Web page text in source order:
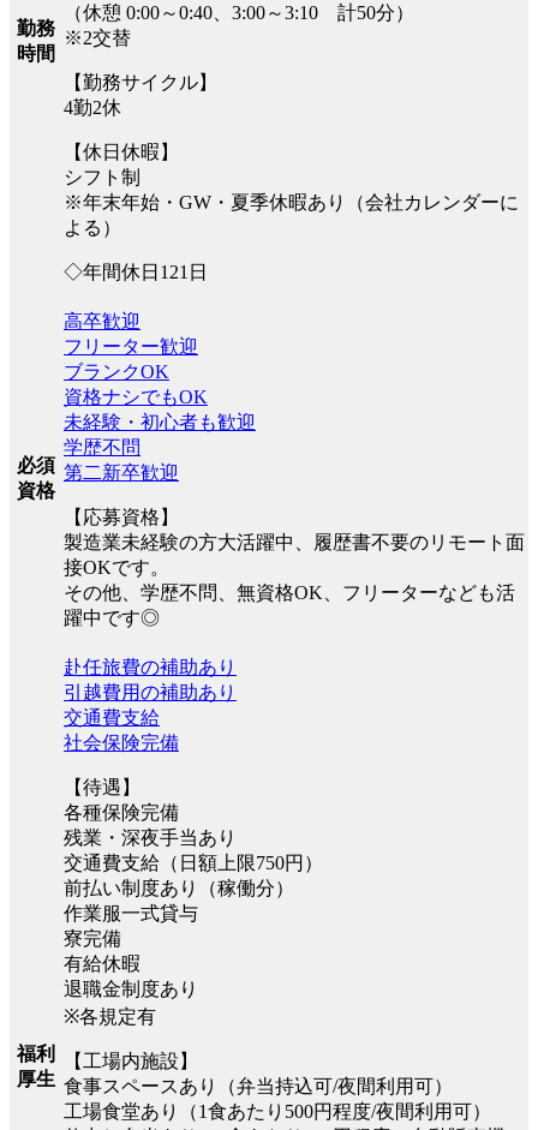
勤務
時間
（休憩 0:00～0:40、3:00～3:10 計50分）
※2交替
【勤務サイクル】
4勤2休
【休日休暇】
シフト制
※年末年始・GW・夏季休暇あり（会社カレンダーに
よる）
◇年間休日121日
必須
資格
高卒歓迎
フリーター歓迎
ブランクOK
資格ナシでもOK
未経験・初心者も歓迎
学歴不問
第二新卒歓迎
【応募資格】
製造業未経験の方大活躍中、履歴書不要のリモート面
接OKです。
その他、学歴不問、無資格OK、フリーターなども活
躍中です◎
福利
厚生
赴任旅費の補助あり
引越費用の補助あり
交通費支給
社会保険完備
【待遇】
各種保険完備
残業・深夜手当あり
交通費支給（日額上限750円）
前払い制度あり（稼働分）
作業服一式貸与
寮完備
有給休暇
退職金制度あり
※各規定有
【工場内施設】
食事スペースあり（弁当持込可/夜間利用可）
工場食堂あり（1食あたり500円程度/夜間利用可）